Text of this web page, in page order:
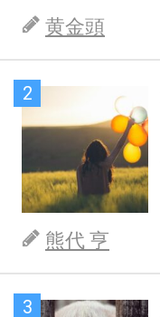
黄金頭
2
熊代 亨
3